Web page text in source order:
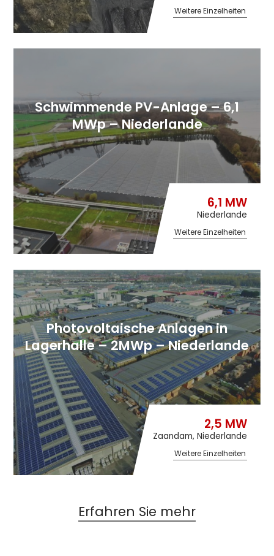
Weitere Einzelheiten
Schwimmende PV-Anlage – 6,1
MWp – Niederlande
6,1 MW
Niederlande
Weitere Einzelheiten
Photovoltaische Anlagen in
Lagerhalle – 2MWp – Niederlande
2,5 MW
Zaandam, Niederlande
Weitere Einzelheiten
Erfahren Sie mehr